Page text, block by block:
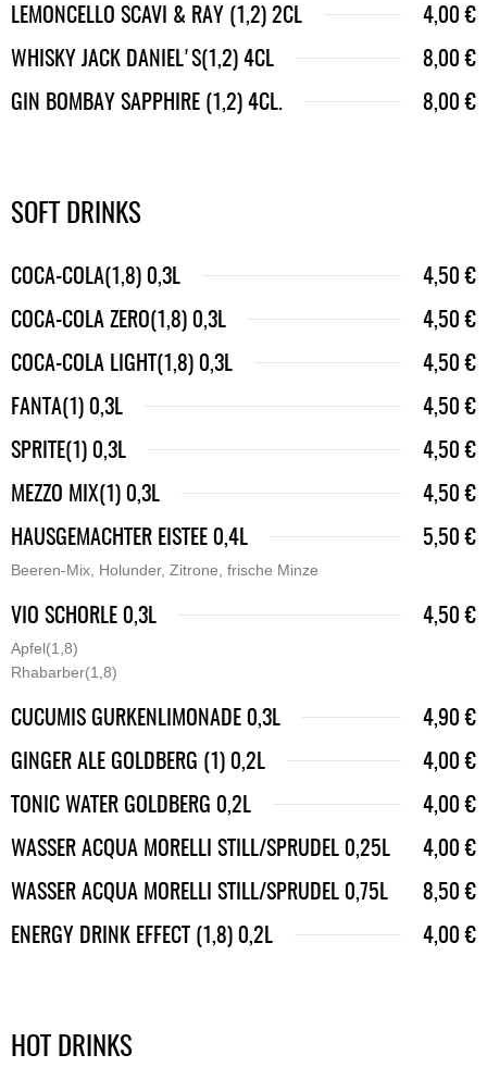
LEMONCELLO SCAVI & RAY (1,2) 2CL
4,00 €
WHISKY JACK DANIEL'S(1,2) 4СL
8,00 €
GIN BOMBAY SAPPHIRE (1,2) 4CL.
8,00 €
SOFT DRINKS
COCA-COLA(1,8) 0,3L
4,50 €
COCA-COLA ZERO(1,8) 0,3L
4,50 €
COCA-COLA LIGHT(1,8) 0,3L
4,50 €
FANTA(1) 0,3L
4,50 €
SPRITE(1) 0,3L
4,50 €
MEZZO MIX(1) 0,3L
4,50 €
HAUSGEMACHTER EISTEE 0,4L
5,50 €
Beeren-Mix, Holunder, Zitrone, frische Minze
VIO SCHORLE 0,3L 4,50 €
Apfel(1,8)
Rhabarber(1,8)
CUCUMIS GURKENLIMONADE 0,3L
4,90 €
GINGER ALE GOLDBERG (1) 0,2L
4,00 €
TONIC WATER GOLDBERG 0,2L
4,00 €
WASSER ACQUA MORELLI STILL/SPRUDEL 0,25L
4,00 €
WASSER ACQUA MORELLI STILL/SPRUDEL 0,75L
8,50 €
ENERGY DRINK EFFECT (1,8) 0,2L
4,00 €
HOT DRINKS